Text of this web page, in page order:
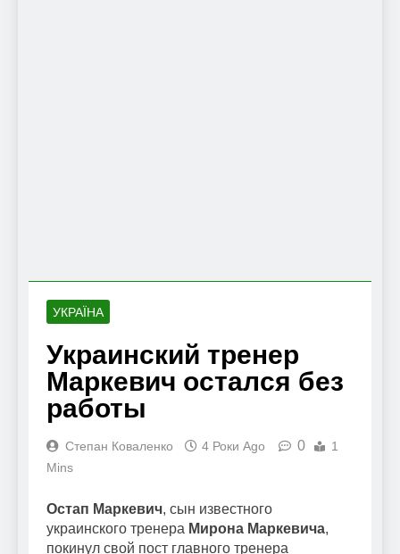
УКРАЇНА
Украинский тренер
Маркевич остался без
работы
Степан Коваленко 4 Роки Ago 0
1
Mins
Остап Маркевич, сын известного
украинского тренера Мирона Маркевича,
покинул свой пост главного тренера